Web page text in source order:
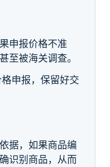
申报价格不准
至被海关调查。
申报，保留好交
据，如果商品编
识别商品，从而